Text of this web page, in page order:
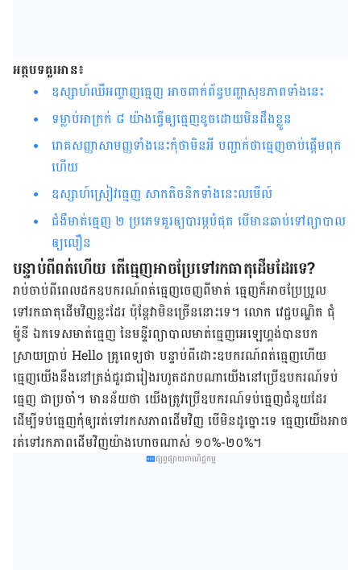
អត្ថបទគួរអាន៖
ឧស្សាហ៍​ឈឺ​អញ្ចាញ​ធ្មេញ អាច​ពាក់ព័ន្ធ​បញ្ហា​សុខភាព​ទាំង​នេះ​​​​​​​​​​​​​​​​​​​​​​​​​​​​​​​​​​​​​​​​​​​​​​​​​​​​​​​​​​​​​​​​​​
ទម្លាប់​អាក្រក់ ៨​ យ៉ាង​ធ្វើ​ឲ្យ​ធ្មេញ​ខូច​ដោយមិនដឹងខ្លួន
រោគ​សញ្ញា​សាមញ្ញ​ទាំង​នេះកុំ​ថា​មិន​អី បញ្ជាក់​ថា​ធ្មេញ​ចាប់​ផ្តើម​ពុក​
ហើយ
ឧស្សាហ៍ស្រៀវធ្មេញ សាកតិចនិកទាំងនេះលមើល៍
​ជំងឺ​មាត់​ធ្មេញ​ ២ ប្រភេទ​​គួរឲ្យ​បារម្ភ​បំផុត បើ​មាន​ឆាប់​ទៅ​ព្យាបាល​
ឲ្យ​លឿន
បន្ទាប់ពីពត់ហើយ តើធ្មេញអាចប្រែទៅរកធាតុដើមដែរទេ?
រាប់ចាប់ពីពេលដកឧបករណ៍ពត់ធ្មេញចេញពីមាត់ ធ្មេញក៏អាចប្រែប្រួល
ទៅរកធាតុដើមវិញខ្លះដែរ ប៉ុន្ដែវាមិនច្រើននោះទេ។ លោក វេជ្ជបណ្ឌិត ជុំ
ម៉ូនី ឯកទេសមាត់ធ្មេញ នៃមន្ទីរព្យាបាល​មាត់ធ្មេញ​អេឡេហ្គង់​បាន​បក
ស្រាយប្រាប់ Hello គ្រូពេទ្យថា បន្ទាប់ពីដោះឧបករណ៍ពត់ធ្មេញហើយ
ធ្មេញយើងនឹងនៅត្រង់ជួរជារៀងរហូត​ដរាបណា​យើងនៅ​ប្រើ​ឧបករណ៍ទប់
ធ្មេញ ជាប្រចាំ។ មានន័យថា យើងត្រូវប្រើឧបករណ៍ទប់ធ្មេញ​ជំនួយ​ដែរ​
ដើម្បី​ទប់​ធ្មេញកុំឲ្យរត់ទៅរកសភាព​ដើមវិញ បើមិនដូច្នោះទេ ធ្មេញ​យើង​អាច​
រត់ទៅរកភាពដើមវិញយ៉ាង​ហោចណាស់ ១០%-២០%។
ផ្សព្វផ្សាយពាណិជ្ជកម្ម